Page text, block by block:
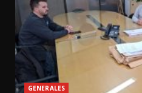
GENERALES